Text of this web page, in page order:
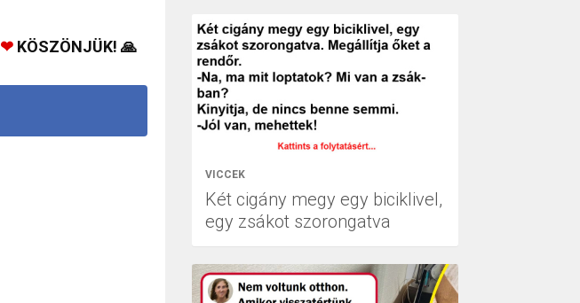
❤KÖSZÖNJÜK! 🙏
VICCEK
Két cigány megy egy biciklivel,
egy zsákot szorongatva